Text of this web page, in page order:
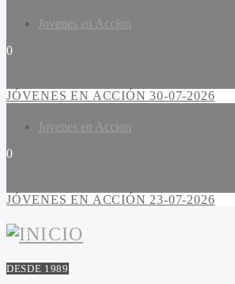
Jovenes en Accion
0
JÓVENES EN ACCIÓN 30-07-2026
Jovenes en Accion
0
JÓVENES EN ACCIÓN 23-07-2026
DESDE 1989